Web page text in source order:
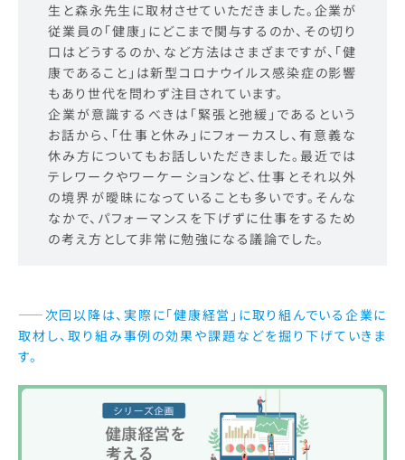
生と森永先生に取材させていただきました。企業が
従業員の「健康」にどこまで関与するのか、その切り
口はどうするのか、など方法はさまざまですが、「健
康であること」は新型コロナウイルス感染症の影響
もあり世代を問わず注目されています。
企業が意識するべきは「緊張と弛緩」であるという
お話から、「仕事と休み」にフォーカスし、有意義な
休み方についてもお話しいただきました。最近では
テレワークやワーケーションなど、仕事とそれ以外
の境界が曖昧になっていることも多いです。そんな
なかで、パフォーマンスを下げずに仕事をするため
の考え方として非常に勉強になる議論でした。
——次回以降は、実際に「健康経営」に取り組んでいる企業に
取材し、取り組み事例の効果や課題などを掘り下げていきま
す。